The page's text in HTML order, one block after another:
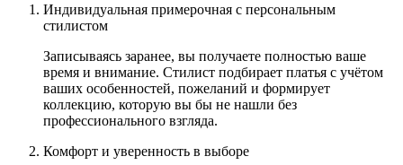
Индивидуальная примерочная с персональным
стилистом
Записываясь заранее, вы получаете полностью ваше
время и внимание. Стилист подбирает платья с учётом
ваших особенностей, пожеланий и формирует
коллекцию, которую вы бы не нашли без
профессионального взгляда.
Комфорт и уверенность в выборе